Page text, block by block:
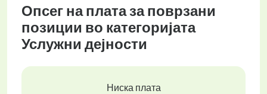
Опсег на плата за поврзани
позиции во категоријата
Услужни дејности
Ниска плата